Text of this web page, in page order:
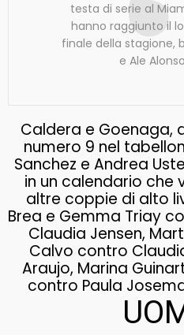
testa di serie al
hanno raggiunto il
finale della stagione,
e Ale
Caldera e Goenaga,
numero 9 nel
Sanchez e Andrea
in un calendario che
altre coppie di alto
Brea e Gemma Triay
Claudia Jensen,
Calvo contro
Araujo, Marina
contro Paula